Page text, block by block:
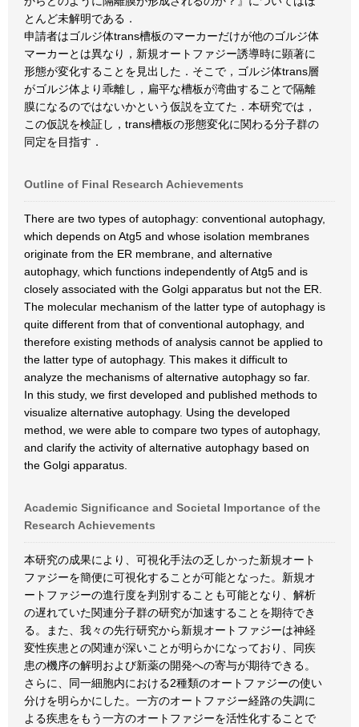
とんど未解明である．
申請者はゴルジ体trans槽板のマーカーだけが他のゴルジ体
マーカーとは異なり，新規オートファジー誘導時に顕著に
形態が変化することを見出した．そこで，ゴルジ体trans層
がゴルジ体より乖離し，扁平な槽板が湾曲することで隔離
膜になるのではないかという仮説を立てた．本研究では，
この仮説を検証し，trans槽板の形態変化に関わる分子群の
同定を目指す．
Outline of Final Research Achievements
There are two types of autophagy: conventional autophagy,
which depends on Atg5 and whose isolation membranes
originate from the ER membrane, and alternative
autophagy, which functions independently of Atg5 and is
closely associated with the Golgi apparatus but not the ER.
The molecular mechanism of the latter type of autophagy is
quite different from that of conventional autophagy, and
therefore existing methods of analysis cannot be applied to
the latter type of autophagy. This makes it difficult to
analyze the mechanisms of alternative autophagy so far.
In this study, we first developed and published methods to
visualize alternative autophagy. Using the developed
method, we were able to compare two types of autophagy,
and clarify the activity of alternative autophagy based on
the Golgi apparatus.
Academic Significance and Societal Importance of the
Research Achievements
本研究の成果により、可視化手法の乏しかった新規オート
ファジーを簡便に可視化することが可能となった。新規オ
ートファジーの進行度を判別することも可能となり、解析
の遅れていた関連分子群の研究が加速することを期待でき
る。また、我々の先行研究から新規オートファジーは神経
変性疾患との関連が深いことが明らかになっており、同疾
患の機序の解明および新薬の開発への寄与が期待できる。
さらに、同一細胞内における2種類のオートファジーの使い
分けを明らかにした。一方のオートファジー経路の失調に
よる疾患をもう一方のオートファジーを活性化することで